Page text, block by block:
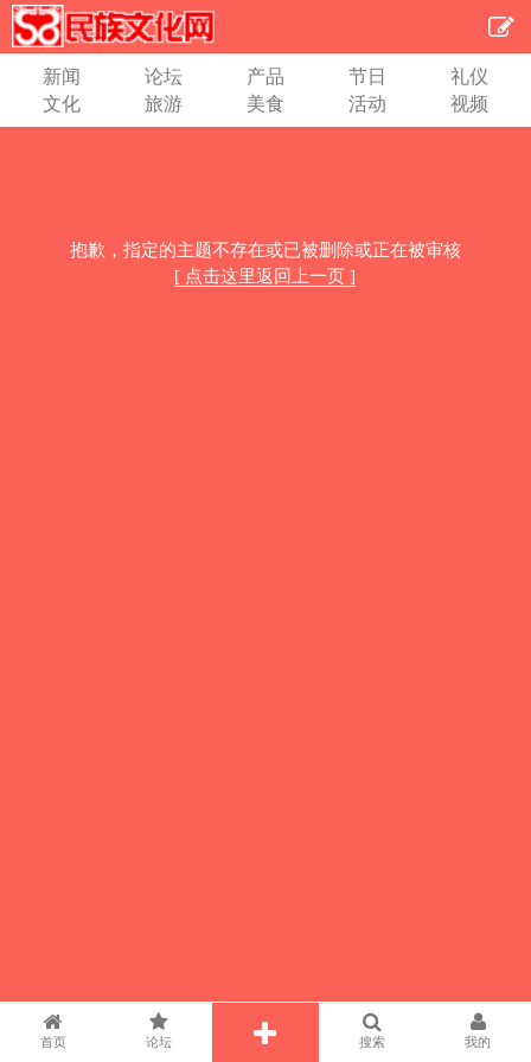
新闻 论坛 产品 节日
礼仪
文化
旅游 美食 活动 视频
抱歉，指定的主题不存在或已被删除或正在被审核
[ 点击这里返回上一页 ]
首页 论坛 搜索 我的